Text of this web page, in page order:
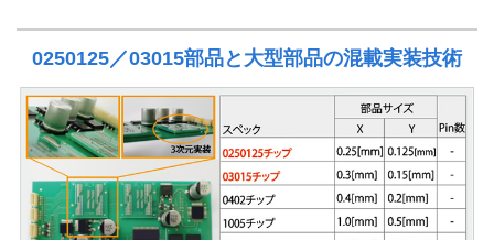
0250125／03015部品と大型部品の混載実装技術